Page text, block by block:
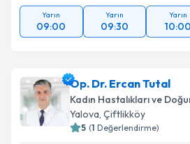
Yarın
09:00
Yarın
09:30
Yarın
10:00
Op. Dr. Ercan Tutal
Kadın Hastalıkları ve
Yalova, Çiftlikköy
5 (1 Değerlendirme)